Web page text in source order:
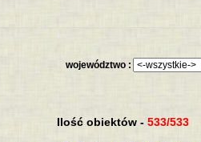
województwo :
Ilość obiektów - 533/533